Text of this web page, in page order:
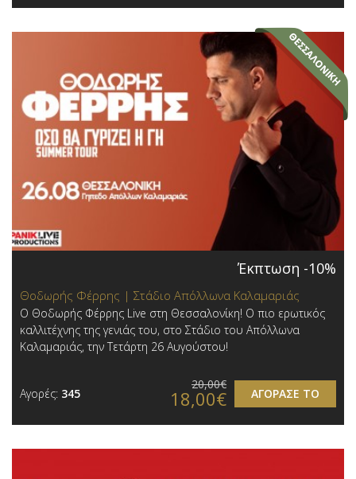
Έκπτωση -10%
Θοδωρής Φέρρης | Στάδιο Απόλλωνα Καλαμαριάς
Ο Θοδωρής Φέρρης Live στη Θεσσαλονίκη! Ο πιο ερωτικός
καλλιτέχνης της γενιάς του, στο Στάδιο του Απόλλωνα
Καλαμαριάς, την Τετάρτη 26 Αυγούστου!
Αγορές: 345 ΑΓΟΡΑΣΕ ΤΟ
20,00€
18,00€